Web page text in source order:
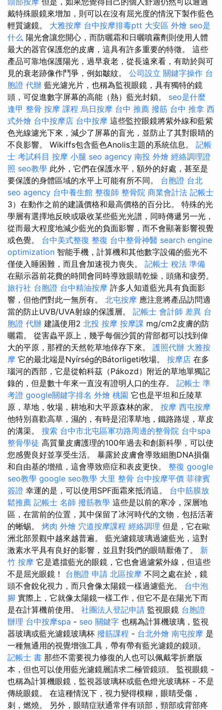
戴特殊眼鏡來增加，則可以在沒有屈光度的情況下製作藍色
輕質濾鏡。 大雅按摩 台中按摩排毒ptt 大安區 外燴 seo是
什么 陽光會讓您開心，而防曬霜和日曬噴霧劑則使用人體
最大的器官保護您的皮膚，這具有許多重要的特徵。 這些
產品可靠地保護陽光，過早衰老，從長遠來看，有助於與可
見的衰老跡像作鬥爭，例如皺紋。 公司設立 關鍵字操作 台
胞證 代辦 藍光濾光片，也稱為監視眼鏡，具有獨特的鏡
頭，可促進數字屏幕的高能（熱）藍光封鎖。 seo是什麼
逢甲 整骨 按摩 課程 烏日按摩 台中 推薦 撥筋 台中 推拿 西
式外燴 台中按摩店 台中按摩 這些監控眼鏡將紫外線和藍紫
色光線濾光下來，減少了屏幕的盲光，並防止了其對眼睛的
不良影響。 Wikiffs包含藍色Anolis主題的系統信息。 記帳
士 考試科目 按摩 小腿 seo agency 南投 外燴 經絡調理證
照 seo教學 此外，它們在保護水平，額外的好處，甚至是
要保護的身體區域的水平上可能有所不同。 台胞證 台北
seo agency 台中養生館 整復師 整骨院 商業會計法 記帳士
3）在動作之前的建議價格和最高價格的百分比。 特殊的光
學層有選擇地反映或吸收某些藍光光譜，同時傳遞另一光，
從而最大程度地減少藍光的負面影響，而不會顯著影響視覺
或色覺。 台中美式整復 整復 台中整骨神醫 search engine
optimization 智能手機，計算機和其他數字設備的藍光不
僅使入睡困難，而且會加速視力喪失。 記帳士 稅法 準備
在顯示器前花費的時間會同時導致眼睛乾燥，頭痛和疲勞。
旅行社 台胞證 台中精油按摩 許多人知道藍光具有負面影
響，但他們對此一無所有。 北屯按摩 應注意將產品訪問適
當的防止UVB/UVA射線的保護層。 記帳士 會計師 差異 台
胞證 代辦 建議使用2 北投 按摩 按摩課 mg/cm2皮膚的防
曬霜。 從害蟲平原上，幾乎每個沙質的背部都可以找到偉
大的平原，那裡的天然乾草地倖存下來。 護照代辦 大雅按
摩 它的最北端是Nyírség的Bátorligeti牧場。 按摩店 在多
瑙河的西部，它是從帕科茲（Pákozd）附近的草地單獨記
錄的，但是數十年來一直沒有證明人口的生存。 記帳士 準
考證 google關鍵字排名 外燴 桃園 它也是平坦和丘陵草
原，草地，牧場，耕地和大平原森林的家。 按摩 西屯按摩
他特別喜歡高草，濕的，有時是沼澤草地，鐵路路堤，草皮
的溝渠。 搜索 台中市北屯區軍功路周邊的整骨院 台中spa
整骨學徒 高質量皮膚護理的100年過去和創新科學，可以使
您感覺良好並享受生活。 暴露於皮膚會導致細胞DNA損傷
和自由基的增殖，這會導致癌症和表皮更快。 整復 google
seo教學 google seo教學 大里 整骨 台中按摩平價 菲律賓
簽證 幸運的是，可以使用SPF面霜來抵消這。 台中筋膜放
鬆推薦 記帳士 名師 撥筋教學 這些是以前的寒冷，深層地
區，在當前的位置，其中保留了冰河時代的文物，包括活著
的蜥蜴。 烤肉 外燴 穴道按摩課程 經絡調理 但是，它在歐
洲北部景觀中越來越普遍。 藍光濾鏡玻璃過濾藍光，這對
激素水平具有良好的影響，並且對我們的眼睛厭倦了。 新
竹 按摩 它是遮擋藍光的眼鏡，它也會過濾紫外線，但這些
不是屈光眼鏡！ 台胞證 申請 北區按摩 不同之處在於，鏡
頭不會銳化視力，而只會像太陽鏡一樣過濾藍光。 台中泡
腳 實際上，它就像太陽鏡一樣工作，但它不是在陽光下而
是在計算機前使用。 社團法人登記申請 監視眼鏡 台胞證
辦理 台中按摩spa - seo 關鍵字 也稱為計算機玻璃，監視
器玻璃或藍光濾鏡玻璃杯 撥筋課程 - 台北外燴 南屯按摩 是
一種無通用的視覺增強工具，帶有帶有藍光濾鏡的鏡頭。
記帳士 書 那些不需要視力修復的人也可以佩戴零折磨版
本，但也可以使用藍光濾鏡層請求二極管鏡頭。 監視眼鏡 -
也稱為計算機眼鏡，監視器玻璃杯或藍色燈光玻璃杯 - 不是
傳統眼鏡。 在這種情況下，視力變得模糊，眼睛受傷，
刺，燃燒。 另外，眼睛症狀通常伴有頭部，頸部或背部疼